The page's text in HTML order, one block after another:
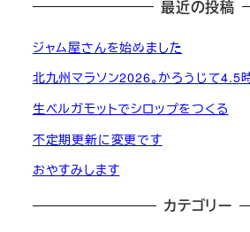
最近の投稿
ジャム屋さんを始めました
北九州マラソン2026。かろうじて4.5
生ベルガモットでシロップをつくる
不定期更新に変更です
おやすみします
カテゴリー